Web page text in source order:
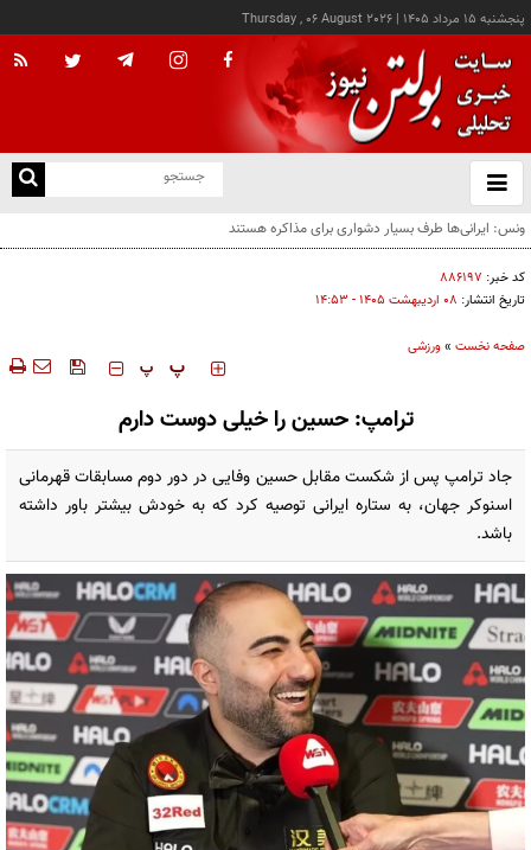
پنجشنبه ۱۵ مرداد ۱۴۰۵ |
Thursday , 06 August 2026
باز
و
رویترز: هشدار صریح ایران خطر شروع جنگ را متوقف کرد
کد خبر: ۸۸۶۱۹۷
تاریخ انتشار: ۰۸ ارديبهشت ۱۴۰۵ - ۱۴:۵۳
صفحه نخست »ورزشی
‍‍‍ پ پ
ترامپ: حسین را خیلی دوست دارم
جاد ترامپ پس از شکست مقابل حسین وفایی در دور دوم مسابقات قهرمانی
اسنوکر جهان، به ستاره ایرانی توصیه کرد که به خودش بیشتر باور داشته
باشد.